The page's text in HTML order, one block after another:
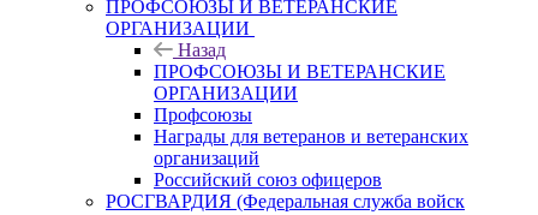
ПРОФСОЮЗЫ И ВЕТЕРАНСКИЕ
ОРГАНИЗАЦИИ
Назад
ПРОФСОЮЗЫ И ВЕТЕРАНСКИЕ
ОРГАНИЗАЦИИ
Профсоюзы
Награды для ветеранов и ветеранских
организаций
Российский союз офицеров
РОСГВАРДИЯ (Федеральная служба войск